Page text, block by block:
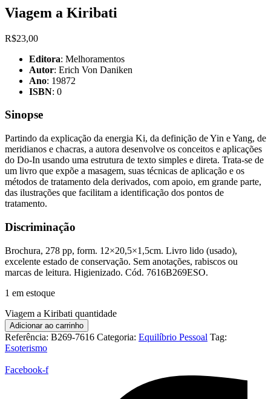
Viagem a Kiribati
R$23,00
Editora: Melhoramentos
Autor: Erich Von Daniken
Ano: 19872
ISBN: 0
Sinopse
Partindo da explicação da energia Ki, da definição de Yin e Yang, de
meridianos e chacras, a autora desenvolve os conceitos e aplicações
do Do-In usando uma estrutura de texto simples e direta. Trata-se de
um livro que expõe a masagem, suas técnicas de aplicação e os
métodos de tratamento dela derivados, com apoio, em grande parte,
das ilustrações que facilitam a identificação dos pontos de
tratamento.
Discriminação
Brochura, 278 pp, form. 12×20,5×1,5cm. Livro lido (usado),
excelente estado de conservação. Sem anotações, rabiscos ou
marcas de leitura. Higienizado. Cód. 7616B269ESO.
1 em estoque
Viagem a Kiribati quantidade
Adicionar ao carrinho
Referência: B269-7616 Categoria: Equilíbrio Pessoal Tag:
Esoterismo
Facebook-f